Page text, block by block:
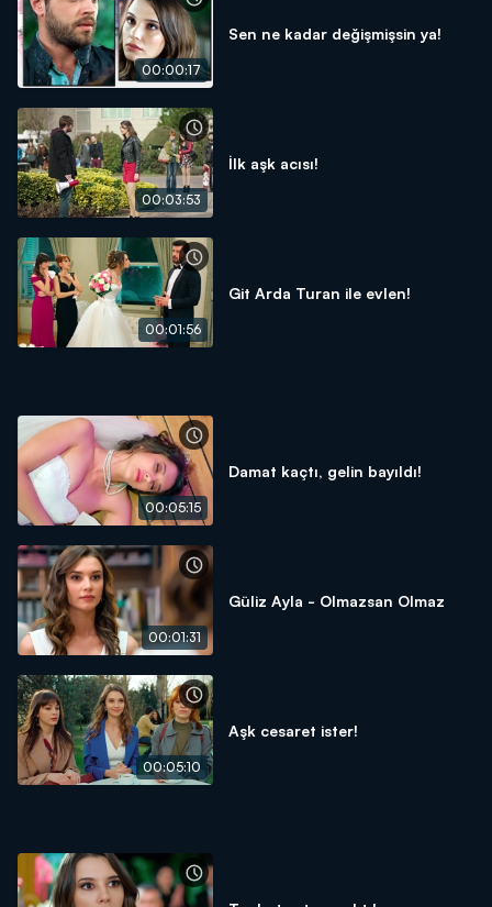
00:00:17
Sen ne kadar değişmişsin ya!
00:03:53
İlk aşk acısı!
00:01:56
Git Arda Turan ile evlen!
00:05:15
Damat kaçtı, gelin bayıldı!
00:01:31
Güliz Ayla - Olmazsan Olmaz
00:05:10
Aşk cesaret ister!